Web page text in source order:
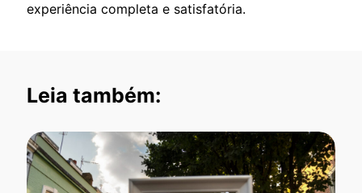
experiência completa e satisfatória.
Leia também: